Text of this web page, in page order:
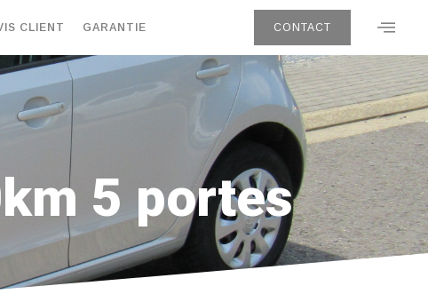
CLIENT GARANTIE CONTACT
5 portes